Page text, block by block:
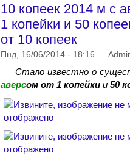
10 копеек 2014 м с
1 копейки и 50
от 10 копеек
Пнд, 16/06/2014 - 18:16 —
Стало известно о
аверсом от 1 копейки и 50